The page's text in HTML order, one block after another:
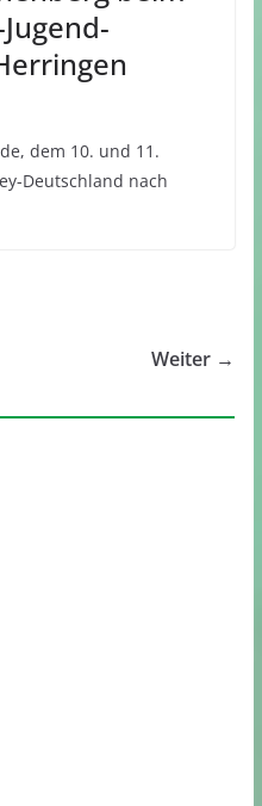
dem 10. und 11.
Deutschland nach
Weiter →